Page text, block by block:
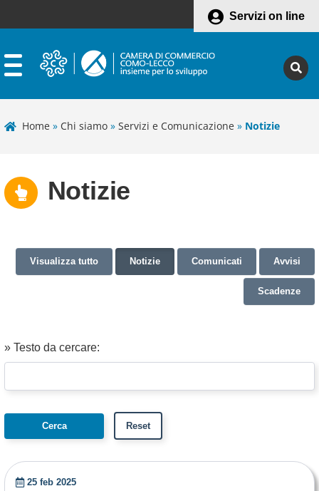
Servizi on line
Home » Chi siamo » Servizi e Comunicazione » Notizie
Notizie
Visualizza tutto Notizie Comunicati Avvisi
Scadenze
» Testo da cercare:
25 feb 2025